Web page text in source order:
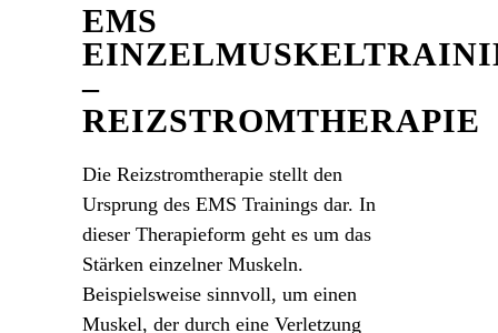
EMS
–
REIZSTROMTHERAPIE
Die Reizstromtherapie stellt den
Ursprung des EMS Trainings dar. In
dieser Therapieform geht es um das
Stärken einzelner Muskeln.
Beispielsweise sinnvoll, um einen
Muskel, der durch eine Verletzung